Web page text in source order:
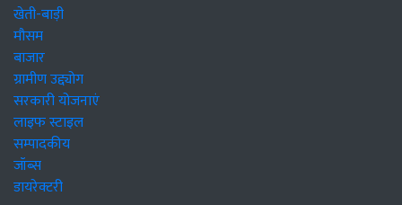
खेती-बाड़ी
मौसम
बाजार
ग्रामीण उद्द्योग
सरकारी योजनाएं
लाइफ स्टाइल
सम्पादकीय
जॉब्स
डायरेक्टरी